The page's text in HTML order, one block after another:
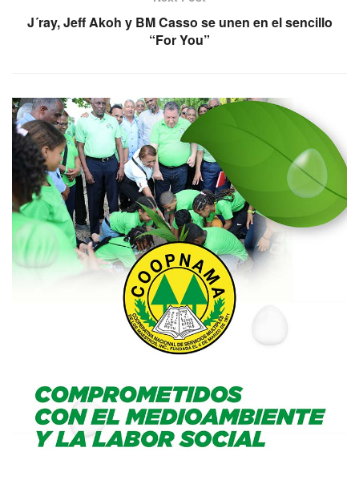
J´ray, Jeff Akoh y BM Casso se unen en el sencillo
“For You”